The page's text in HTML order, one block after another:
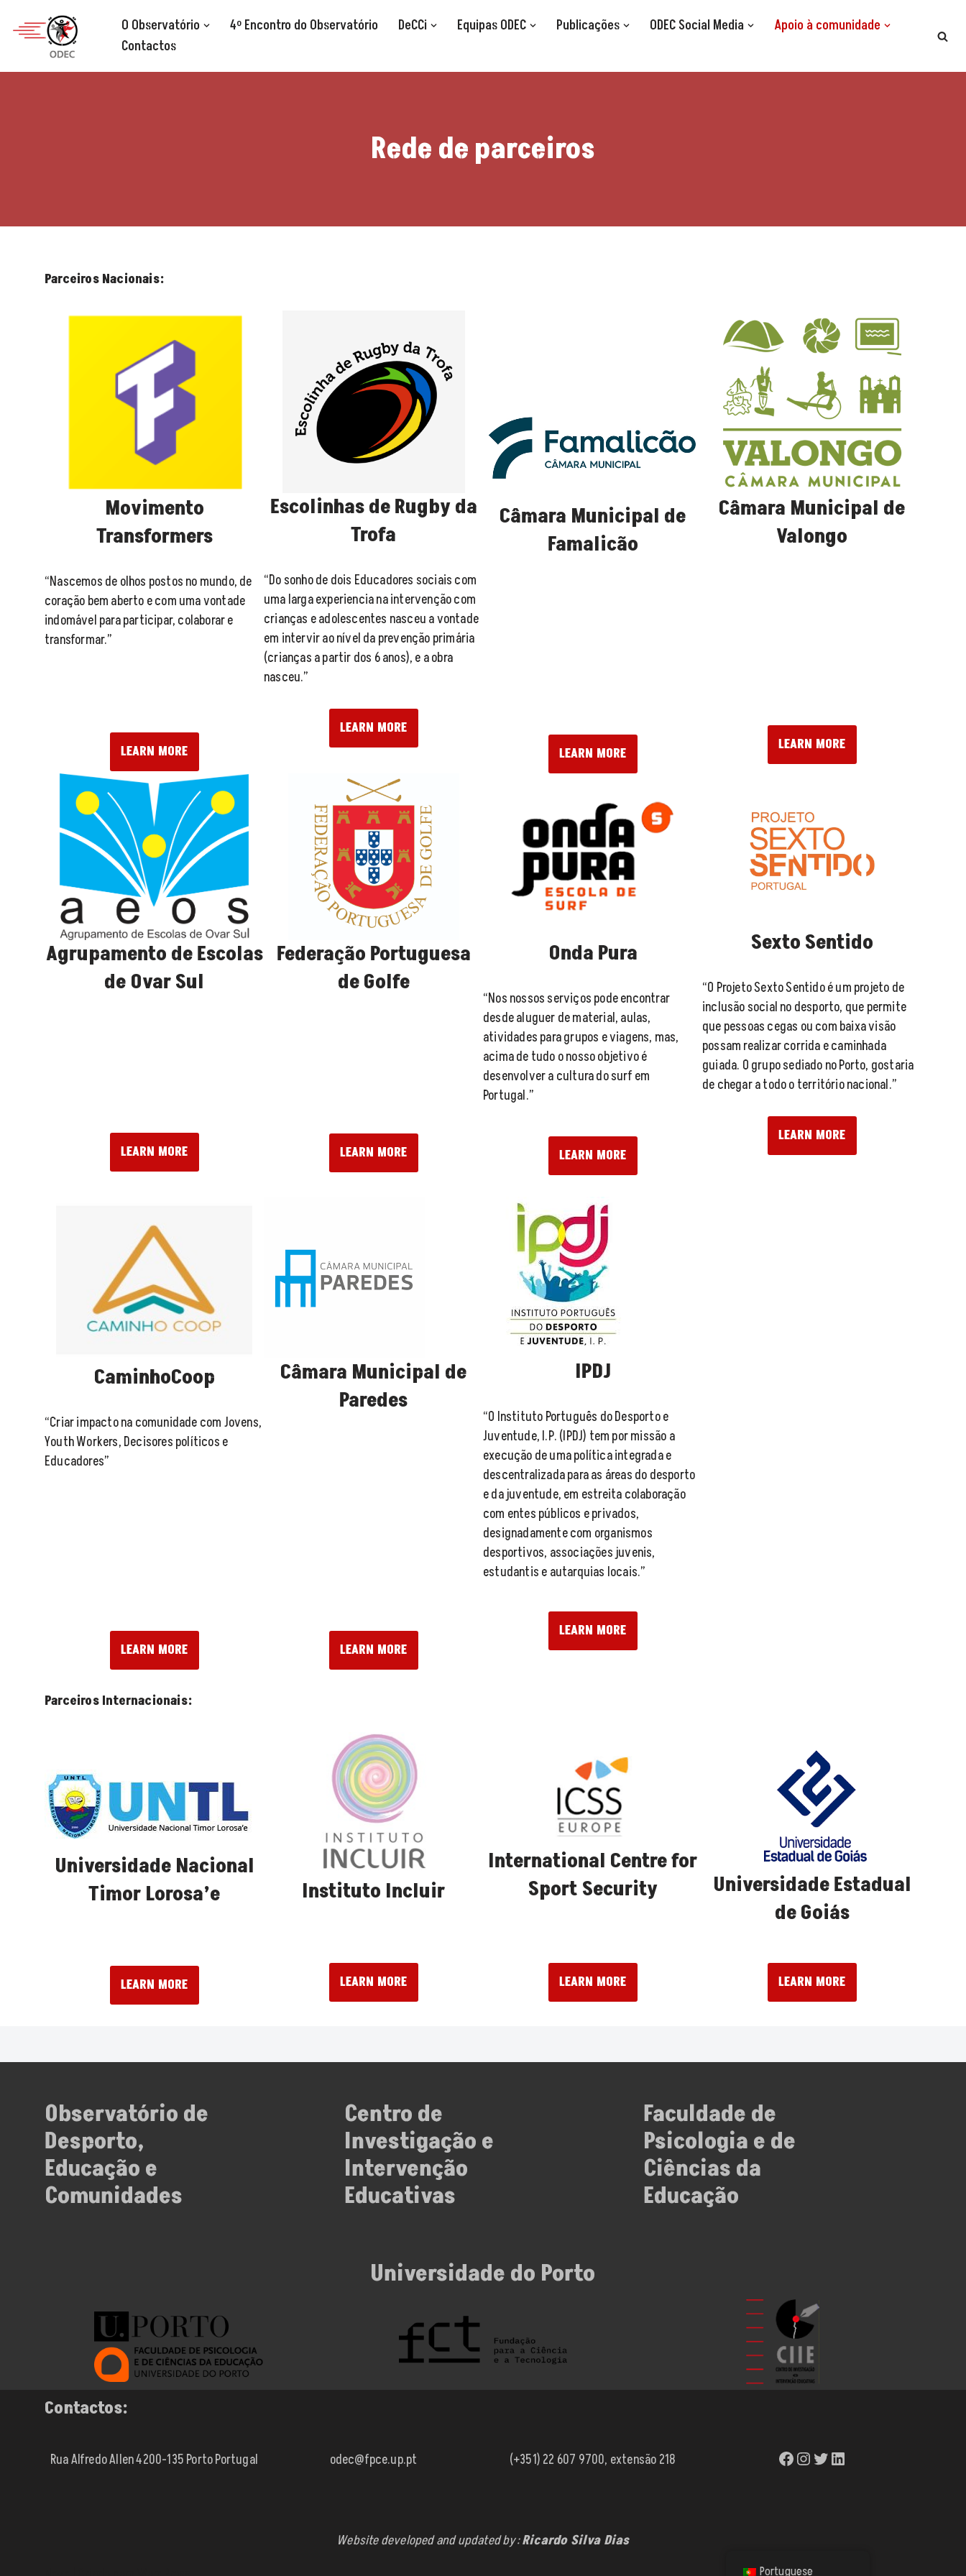
Avançar
O Observatório 4º Encontro do Observatório DeCCi Equipas ODEC Publicações ODEC Social Media
Apoio à comunidade
Contactos
Rede de parceiros
Parceiros Nacionais:
Movimento
Transformers
“Nascemos de olhos postos no mundo, de
coração bem aberto e com uma vontade
indomável para participar, colaborar e
transformar.”
LEARN MORE
Escolinhas de Rugby da
Trofa
“Do sonho de dois Educadores sociais com
uma larga experiencia na intervenção com
crianças e adolescentes nasceu a vontade
em intervir ao nível da prevenção primária
(crianças a partir dos 6 anos), e a obra
nasceu.”
LEARN MORE
Câmara Municipal de
Famalicão
LEARN MORE
Câmara Municipal de
Valongo
LEARN MORE
Agrupamento de Escolas
de Ovar Sul
LEARN MORE
Federação Portuguesa
de Golfe
LEARN MORE
Onda Pura
“Nos nossos serviços pode encontrar
desde aluguer de material, aulas,
atividades para grupos e viagens, mas,
acima de tudo o nosso objetivo é
desenvolver a cultura do surf em
Portugal.”
LEARN MORE
Sexto Sentido
“O Projeto Sexto Sentido é um projeto de
inclusão social no desporto, que permite
que pessoas cegas ou com baixa visão
possam realizar corrida e caminhada
guiada. O grupo sediado no Porto, gostaria
de chegar a todo o território nacional.”
LEARN MORE
CaminhoCoop
“Criar impacto na comunidade com Jovens,
Youth Workers, Decisores políticos e
Educadores”
LEARN MORE
Câmara Municipal de
Paredes
LEARN MORE
IPDJ
“O Instituto Português do Desporto e
Juventude, I.P. (IPDJ) tem por missão a
execução de uma política integrada e
descentralizada para as áreas do desporto
e da juventude, em estreita colaboração
com entes públicos e privados,
designadamente com organismos
desportivos, associações juvenis,
estudantis e autarquias locais.”
LEARN MORE
Parceiros Internacionais:
Universidade Nacional
Timor Lorosa’e
LEARN MORE
Instituto Incluir
LEARN MORE
International Centre for
Sport Security
LEARN MORE
Universidade Estadual
de Goiás
LEARN MORE
Observatório de
Desporto,
Educação e
Comunidades
Centro de
Investigação e
Intervenção
Educativas
Universidade do Porto
Faculdade de
Psicologia e de
Ciências da
Educação
Contactos:
Rua Alfredo Allen 4200-135 Porto Portugal odec@fpce.up.pt (+351) 22 607 9700, extensão 218
Website developed and updated by:Ricardo Silva Dias
Portuguese